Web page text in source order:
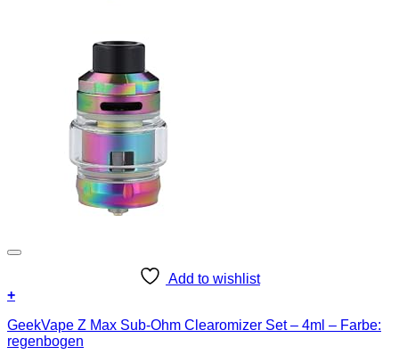
Add to wishlist
+
GeekVape Z Max Sub-Ohm Clearomizer Set – 4ml – Farbe:
regenbogen